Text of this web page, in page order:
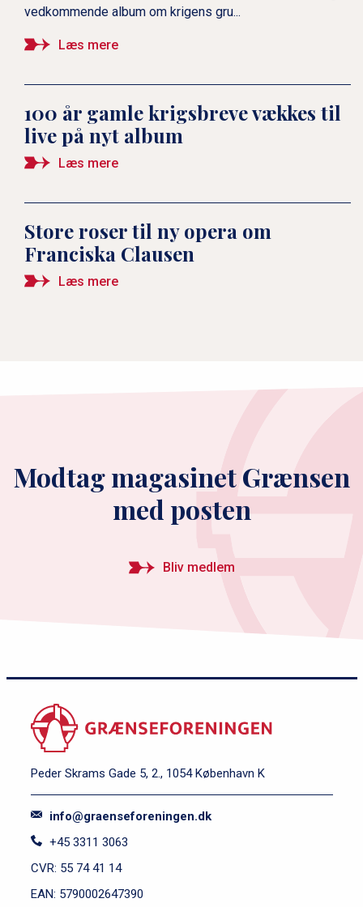
vedkommende album om krigens gru...
Læs mere
100 år gamle krigsbreve vækkes til
live på nyt album
Læs mere
Store roser til ny opera om
Franciska Clausen
Læs mere
Modtag magasinet Grænsen
med posten
Bliv medlem
Peder Skrams Gade 5, 2., 1054 København K
info@graenseforeningen.dk
+45 3311 3063
CVR: 55 74 41 14
EAN: 5790002647390